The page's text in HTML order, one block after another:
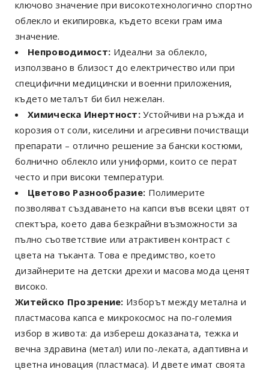
ключово значение при високотехнологично спортно
облекло и екипировка, където всеки грам има
значение.
Непроводимост: Идеални за облекло,
използвано в близост до електричество или при
специфични медицински и военни приложения,
където металът би бил нежелан.
Химическа Инертност: Устойчиви на ръжда и
корозия от соли, киселини и агресивни почистващи
препарати – отлично решение за бански костюми,
болнично облекло или униформи, които се перат
често и при високи температури.
Цветово Разнообразие: Полимерите
позволяват създаването на капси във всеки цвят от
спектъра, което дава безкрайни възможности за
пълно съответствие или атрактивен контраст с
цвета на тъканта. Това е предимство, което
дизайнерите на детски дрехи и масова мода ценят
високо.
Житейско Прозрение: Изборът между метална и
пластмасова капса е микрокосмос на по-големия
избор в живота: да избереш доказаната, тежка и
вечна здравина (метал) или по-леката, адаптивна и
цветна иновация (пластмаса). И двете имат своята